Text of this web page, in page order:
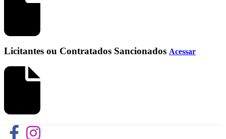
Licitantes ou Contratados Sancionados Acessar